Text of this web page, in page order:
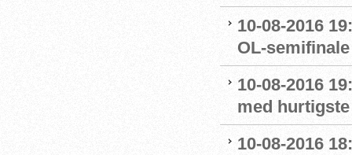
10-08-2016
OL-
10-08-2016
med
10-08-2016